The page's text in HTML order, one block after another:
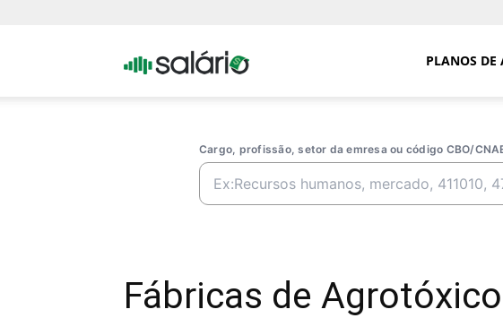
Portal PLANOS DE
Cargo, profissão, setor da emresa ou código CBO/
Fábricas de